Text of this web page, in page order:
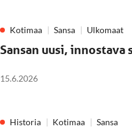
Kotimaa Sansa Ulkomaat
Sansan uusi,
15.6.2026
Historia Kotimaa Sansa